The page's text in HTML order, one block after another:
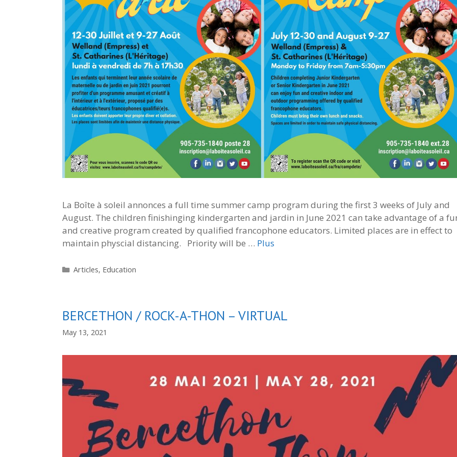
La Boîte à soleil annonces a full time summer camp program during the first 3 weeks of July and
August. The children finishinging kindergarten and jardin in June 2021 can take advantage of a
and creative program created by qualified francophone educators. Limited places are in effect to
maintain physcial distancing. Priority will be … Plus
Categories
Articles, Education
BERCETHON / ROCK-A-THON – VIRTUAL
May 13, 2021